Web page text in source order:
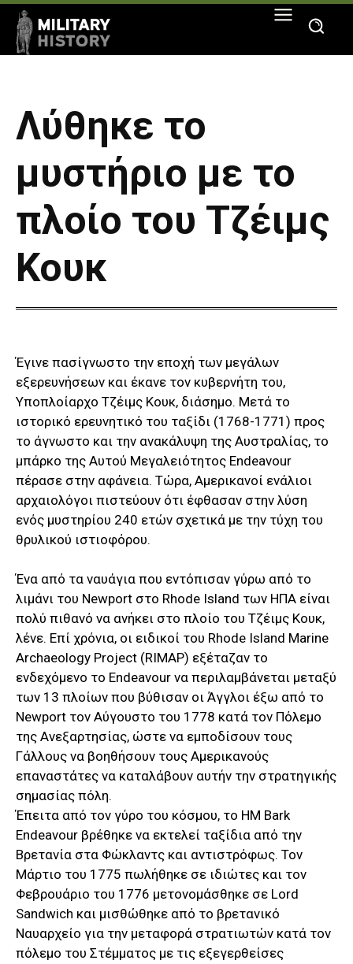
Λύθηκε το
μυστήριο με το
πλοίο του Τζέιμς
Κουκ
Έγινε πασίγνωστο την εποχή των μεγάλων
εξερευνήσεων και έκανε τον κυβερνήτη του,
Υποπλοίαρχο Τζέιμς Κουκ, διάσημο. Μετά το
ιστορικό ερευνητικό του ταξίδι (1768-1771) προς
το άγνωστο και την ανακάλυψη της Αυστραλίας, το
μπάρκο της Αυτού Μεγαλειότητος Endeavour
πέρασε στην αφάνεια. Τώρα, Αμερικανοί ενάλιοι
αρχαιολόγοι πιστεύουν ότι έφθασαν στην λύση
ενός μυστηρίου 240 ετών σχετικά με την τύχη του
θρυλικού ιστιοφόρου.
Ένα από τα ναυάγια που εντόπισαν γύρω από το
λιμάνι του Newport στο Rhode Island των ΗΠΑ είναι
πολύ πιθανό να ανήκει στο πλοίο του Τζέιμς Κουκ,
λένε. Επί χρόνια, οι ειδικοί του Rhode Island Marine
Archaeology Project (RIMAP) εξέταζαν το
ενδεχόμενο το Endeavour να περιλαμβάνεται μεταξύ
των 13 πλοίων που βύθισαν οι Άγγλοι έξω από το
Newport τον Αύγουστο του 1778 κατά τον Πόλεμο
της Ανεξαρτησίας, ώστε να εμποδίσουν τους
Γάλλους να βοηθήσουν τους Αμερικανούς
επαναστάτες να καταλάβουν αυτήν την στρατηγικής
σημασίας πόλη.
Έπειτα από τον γύρο του κόσμου, το ΗΜ Bark
Endeavour βρέθηκε να εκτελεί ταξίδια από την
Βρετανία στα Φώκλαντς και αντιστρόφως. Τον
Μάρτιο του 1775 πωλήθηκε σε ιδιώτες και τον
Φεβρουάριο του 1776 μετονομάσθηκε σε Lord
Sandwich και μισθώθηκε από το βρετανικό
Ναυαρχείο για την μεταφορά στρατιωτών κατά τον
πόλεμο του Στέμματος με τις εξεγερθείσες